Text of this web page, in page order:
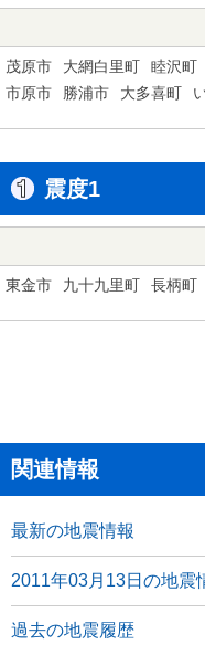
茂原市 大網白里町 睦沢町
市原市
勝浦市 大多喜町
震度1
東金市 九十九里町 長柄町
関連情報
最新の地震情報
2011年03月13日の地震
過去の地震履歴